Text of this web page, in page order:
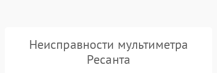
Неисправности мультиметра
Ресанта